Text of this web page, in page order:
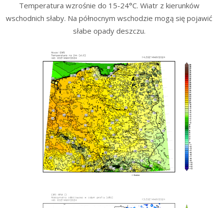
Temperatura wzrośnie do 15-24°C. Wiatr z kierunków
wschodnich słaby. Na północnym wschodzie mogą się pojawić
słabe opady deszczu.